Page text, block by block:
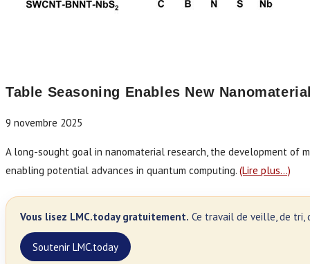
Table Seasoning Enables New
9 novembre 2025
A long-sought goal in nanomaterial research, the development
enabling potential advances in quantum computing. (Lire plus…)
Vous lisez LMC.today gratuitement. Ce travail de veille, de tri,
Soutenir LMC.today